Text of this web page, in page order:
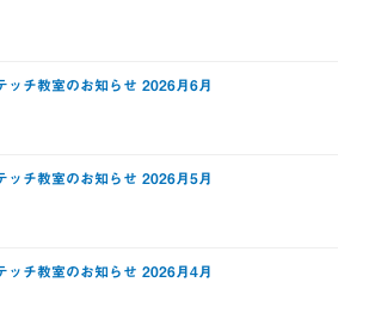
ッチ教室のお知らせ 2026月6月
ッチ教室のお知らせ 2026月5月
ッチ教室のお知らせ 2026月4月